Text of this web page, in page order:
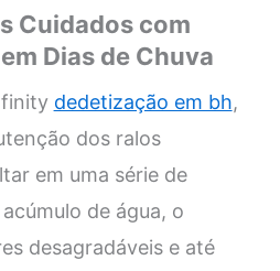
Cuidados com
Dias de Chuva
dedetização em bh,
dos ralos
em uma série de
de água, o
desagradáveis e até